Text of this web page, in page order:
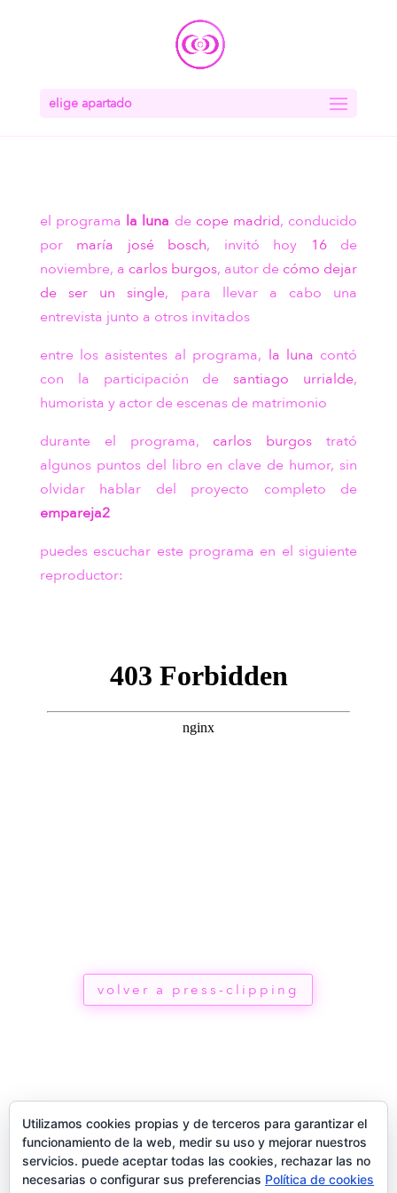
elige apartado
el programa la luna de cope madrid, conducido
por maría josé bosch, invitó hoy 16de
noviembre, a carlos burgos, autor de cómo dejar
de ser un single, para llevar a cabo una
entrevista junto a otros invitados
entre los asistentes al programa, la luna contó
con la participación desantiago urrialde,
humorista y actor de escenas de matrimonio
durante el programa, carlos burgos trató
algunos puntos del libro en clave de humor, sin
olvidar hablar del proyecto completo de
empareja2
puedes escuchar este programa en el siguiente
reproductor:
volver a press-clipping
Utilizamos cookies propias y de terceros para garantizar el
funcionamiento de la web, medir su uso y mejorar nuestros
servicios. puede aceptar todas las cookies, rechazar las no
necesarias o configurar sus preferencias Política de cookies